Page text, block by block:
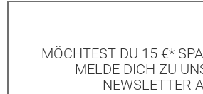
MÖCHTEST DU 15 €*
MELDE DICH ZU
NEWSLETTER